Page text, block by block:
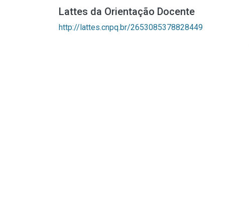
Lattes da Orientação Docente
http://lattes.cnpq.br/2653085378828449